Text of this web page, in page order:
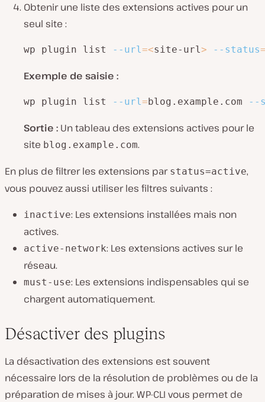
Obtenir une liste des extensions actives pour un
seul site :
wp plugin list --url=<site-url> --status
Exemple de saisie :
wp plugin list --url=blog.example.com --
Sortie : Un tableau des extensions actives pour le
site blog.example.com.
En plus de filtrer les extensions par status=active,
vous pouvez aussi utiliser les filtres suivants :
inactive: Les extensions installées mais non
actives.
active-network: Les extensions actives sur le
réseau.
must-use: Les extensions indispensables qui se
chargent automatiquement.
Désactiver des plugins
La désactivation des extensions est souvent
nécessaire lors de la résolution de problèmes ou de la
préparation de mises à jour. WP-CLI vous permet de